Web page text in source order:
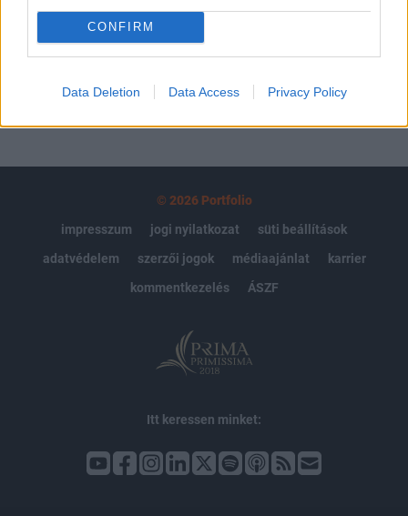
CONFIRM
Data Deletion Data Access Privacy Policy
MÁR ELŐFIZETŐNK VAGY?BEJELENTKEZÉS
© 2026 Portfolio
impresszum
jogi nyilatkozat
süti beállítások
adatvédelem
szerzői jogok médiaajánlat
karrier
kommentkezelés
ÁSZF
Itt keressen minket: